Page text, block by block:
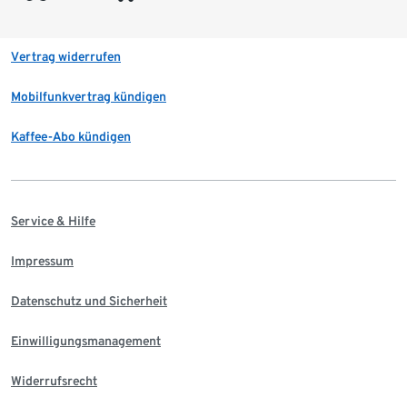
Vertrag widerrufen
Mobilfunkvertrag kündigen
Kaffee-Abo kündigen
Service & Hilfe
Impressum
Datenschutz und Sicherheit
Einwilligungsmanagement
Widerrufsrecht